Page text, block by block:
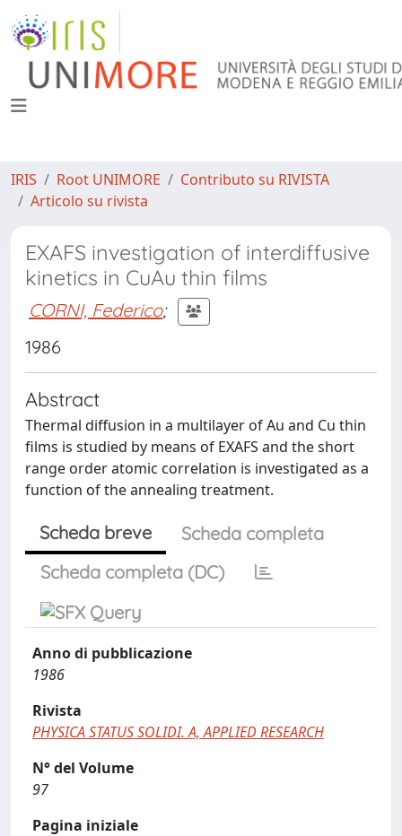
IRIS Root UNIMORE
Contributo su RIVISTA
Articolo su rivista
EXAFS investigation of interdiffusive
kinetics in CuAu thin films
CORNI, Federico;
1986
Abstract
Thermal diffusion in a multilayer of Au and Cu thin
films is studied by means of EXAFS and the short
range order atomic correlation is investigated as a
function of the annealing treatment.
Scheda breve
Scheda completa
Scheda completa (DC)
Anno di pubblicazione
1986
Rivista
PHYSICA STATUS SOLIDI. A, APPLIED RESEARCH
N° del Volume
97
Pagina iniziale